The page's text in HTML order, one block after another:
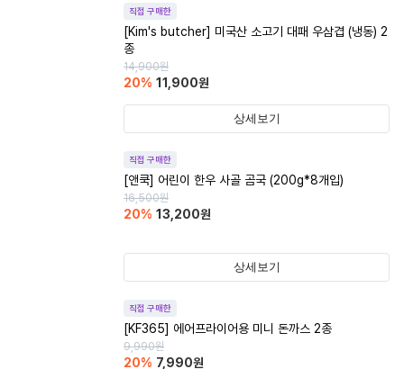
직접 구매한
[Kim's butcher] 미국산 소고기 대패 우삼겹 (냉동) 2
종
14,900원
20% 11,900원
상세보기
직접 구매한
[앤쿡] 어린이 한우 사골 곰국 (200g*8개입)
16,500원
20% 13,200원
상세보기
직접 구매한
[KF365] 에어프라이어용 미니 돈까스 2종
9,990원
20% 7,990원